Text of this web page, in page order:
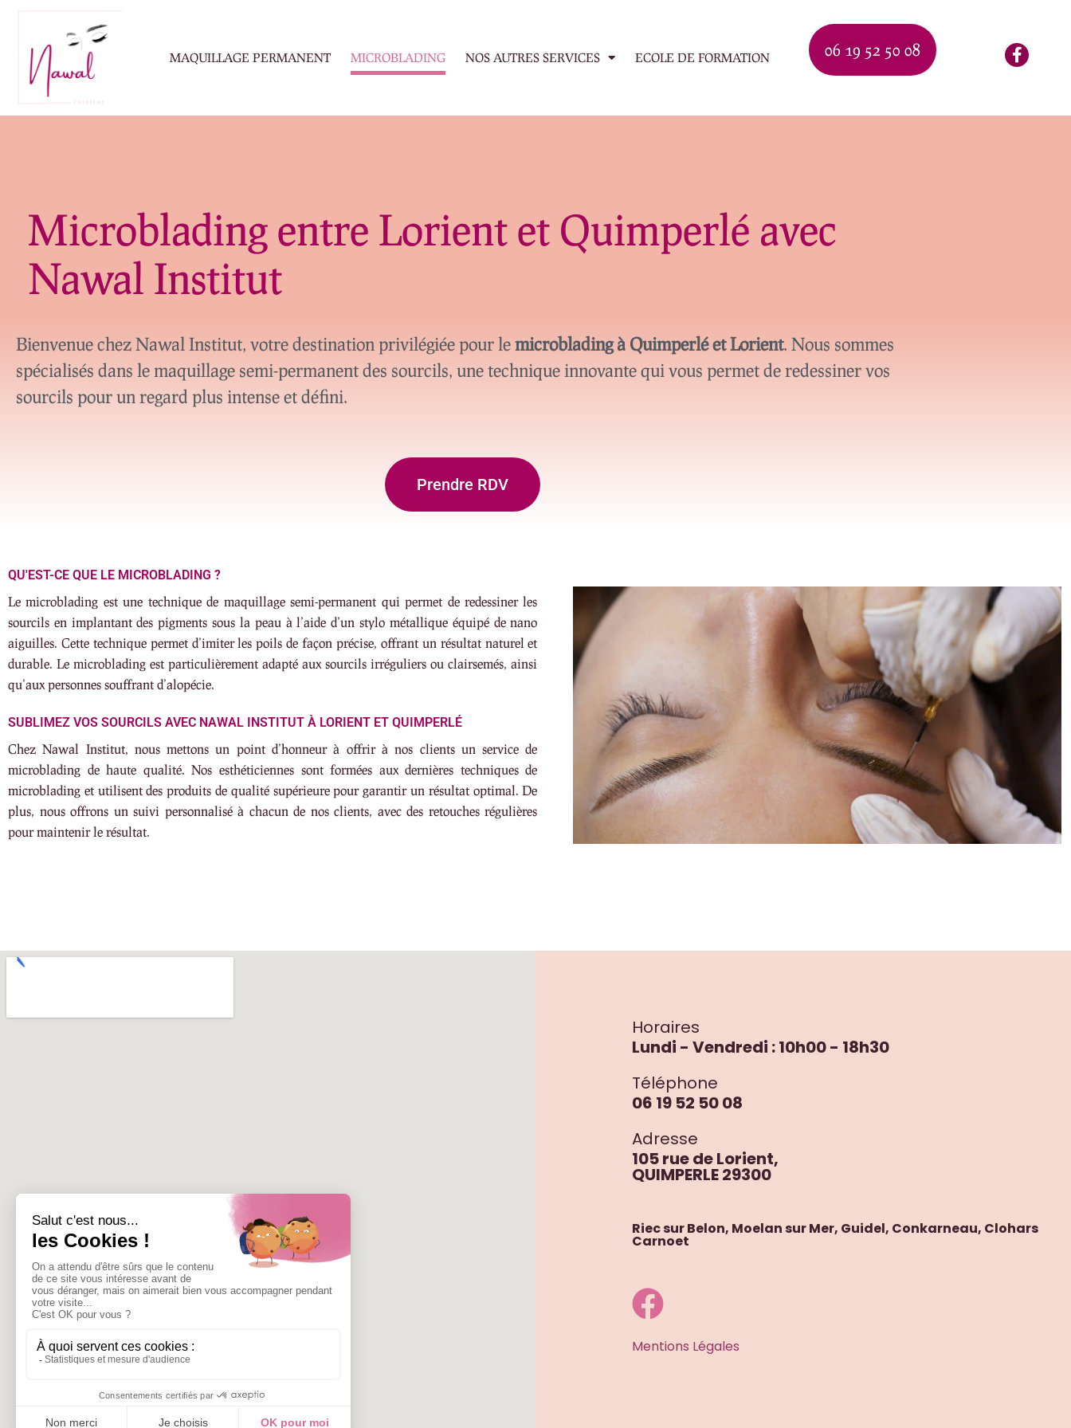
Aller
contenu
MAQUILLAGE PERMANENT MICROBLADING NOS AUTRES SERVICES ECOLE DE FORMATION 06 19 52 50 08
Microblading entre Lorient et Quimperlé avec
Nawal Institut
Bienvenue chez Nawal Institut, votre destination privilégiée pour lemicroblading à Quimperlé et Lorient. Nous sommes
spécialisés dans le maquillage semi-permanent des sourcils, une technique innovante qui vous permet de redessiner vos
sourcils pour un regard plus intense et défini.
Prendre RDV
QU'EST-CE QUE LE MICROBLADING ?
Le microblading est une technique de maquillage semi-permanent qui permet de redessiner les
sourcils en implantant des pigments sous la peau à l’aide d’un stylo métallique équipé de nano
aiguilles. Cette technique permet d’imiter les poils de façon précise, offrant un résultat naturel et
durable. Le microblading est particulièrement adapté aux sourcils irréguliers ou clairsemés, ainsi
qu’aux personnes souffrant d’alopécie.
SUBLIMEZ VOS SOURCILS AVEC NAWAL INSTITUT À LORIENT ET QUIMPERLÉ
Chez Nawal Institut, nous mettons un point d’honneur à offrir à nos clients un service de
microblading de haute qualité. Nos esthéticiennes sont formées aux dernières techniques de
microblading et utilisent des produits de qualité supérieure pour garantir un résultat optimal. De
plus, nous offrons un suivi personnalisé à chacun de nos clients, avec des retouches régulières
pour maintenir le résultat.
Horaires
Lundi - Vendredi : 10h00 - 18h30
Téléphone
06 19 52 50 08
Adresse
105 rue de Lorient,
QUIMPERLE 29300
Riec sur Belon, Moelan sur Mer, Guidel, Conkarneau, Clohars
Carnoet
Mentions Légales